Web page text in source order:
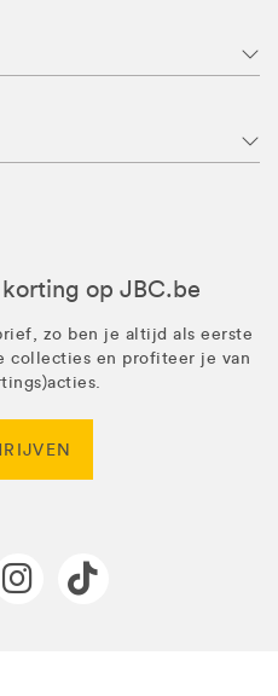
op JBC.be
zo ben je altijd als eerste
collecties en profiteer je van